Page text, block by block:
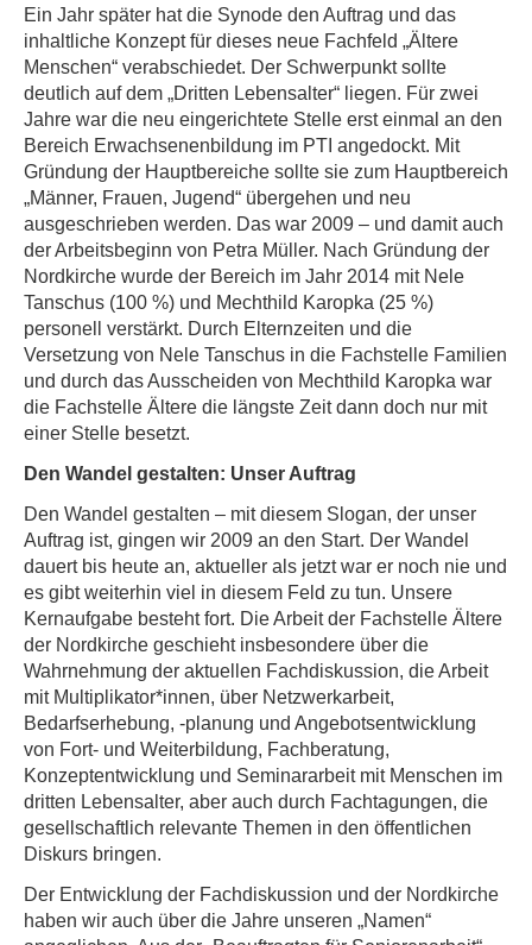
Ein Jahr später hat die Synode den Auftrag und das
inhaltliche Konzept für dieses neue Fachfeld „Ältere
Menschen“ verabschiedet. Der Schwerpunkt sollte
deutlich auf dem „Dritten Lebensalter“ liegen. Für zwei
Jahre war die neu eingerichtete Stelle erst einmal an den
Bereich Erwachsenenbildung im PTI angedockt. Mit
Gründung der Hauptbereiche sollte sie zum Hauptbereich
„Männer, Frauen, Jugend“ übergehen und neu
ausgeschrieben werden. Das war 2009 – und damit auch
der Arbeitsbeginn von Petra Müller. Nach Gründung der
Nordkirche wurde der Bereich im Jahr 2014 mit Nele
Tanschus (100 %) und Mechthild Karopka (25 %)
personell verstärkt. Durch Elternzeiten und die
Versetzung von Nele Tanschus in die Fachstelle Familien
und durch das Ausscheiden von Mechthild Karopka war
die Fachstelle Ältere die längste Zeit dann doch nur mit
einer Stelle besetzt.
Den Wandel gestalten: Unser Auftrag
Den Wandel gestalten – mit diesem Slogan, der unser
Auftrag ist, gingen wir 2009 an den Start. Der Wandel
dauert bis heute an, aktueller als jetzt war er noch nie und
es gibt weiterhin viel in diesem Feld zu tun. Unsere
Kernaufgabe besteht fort. Die Arbeit der Fachstelle Ältere
der Nordkirche geschieht insbesondere über die
Wahrnehmung der aktuellen Fachdiskussion, die Arbeit
mit Multiplikator*innen, über Netzwerkarbeit,
Bedarfserhebung, -planung und Angebotsentwicklung
von Fort- und Weiterbildung, Fachberatung,
Konzeptentwicklung und Seminararbeit mit Menschen im
dritten Lebensalter, aber auch durch Fachtagungen, die
gesellschaftlich relevante Themen in den öffentlichen
Diskurs bringen.
Der Entwicklung der Fachdiskussion und der Nordkirche
haben wir auch über die Jahre unseren „Namen“